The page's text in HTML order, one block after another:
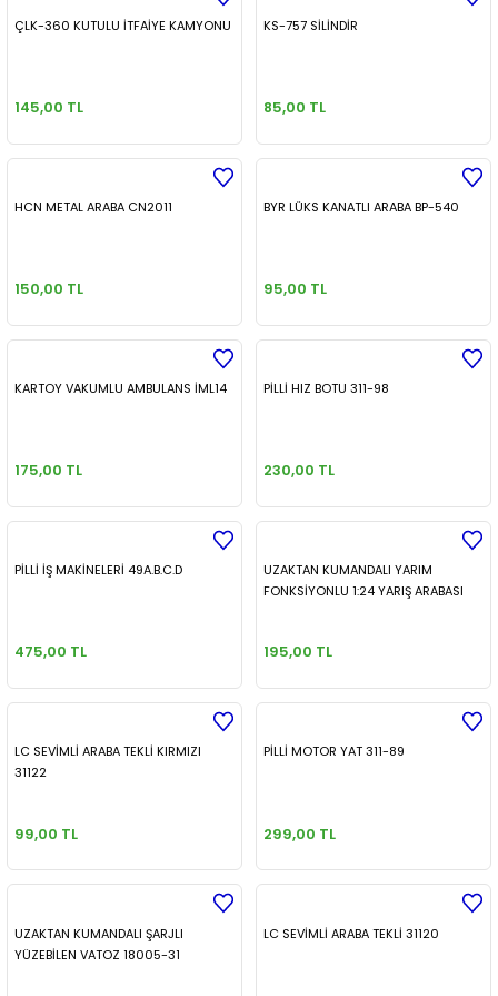
ÇLK-360 KUTULU İTFAİYE KAMYONU
145,00 TL
KS-757 SİLİNDİR
85,00 TL
HCN METAL ARABA CN2011
150,00 TL
BYR LÜKS KANATLI ARABA BP-540
95,00 TL
KARTOY VAKUMLU AMBULANS İML14
175,00 TL
PİLLİ HIZ BOTU 311-98
230,00 TL
PİLLİ İŞ MAKİNELERİ 49A.B.C.D
475,00 TL
UZAKTAN KUMANDALI YARIM
FONKSİYONLU 1:24 YARIŞ ARABASI
195,00 TL
LC SEVİMLİ ARABA TEKLİ KIRMIZI
31122
99,00 TL
PİLLİ MOTOR YAT 311-89
299,00 TL
UZAKTAN KUMANDALI ŞARJLI
YÜZEBİLEN VATOZ 18005-31
LC SEVİMLİ ARABA TEKLİ 31120